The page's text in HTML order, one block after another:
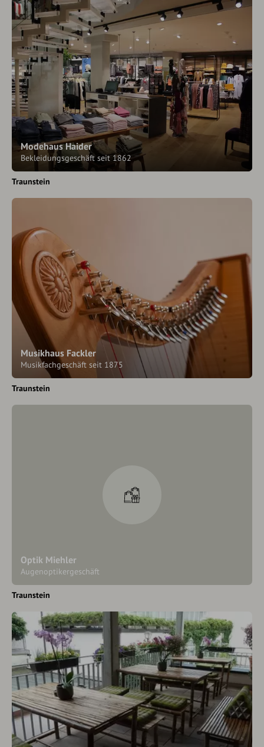
Modehaus Haider
Bekleidungsgeschäft seit 1862
Traunstein
Musikhaus Fackler
Musikfachgeschäft seit 1875
Traunstein
Optik Miehler
Augenoptikergeschäft
Traunstein